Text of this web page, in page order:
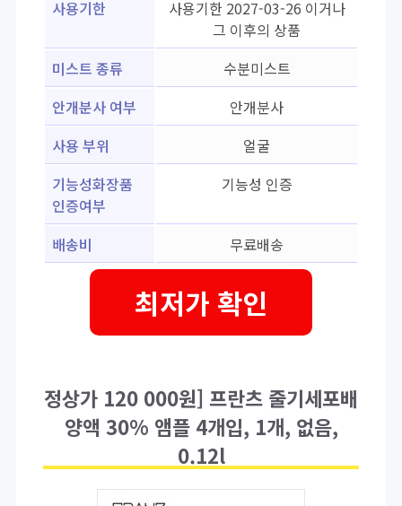
사용기한
사용기한 2027-03-26 이거나
그 이후의 상품
미스트 종류
수분미스트
안개분사 여부
안개분사
사용 부위
얼굴
기능성화장품
인증여부
기능성 인증
배송비 무료배송
최저가 확인
정상가 120 000원] 프란츠 줄기세포배
양액 30% 앰플 4개입, 1개, 없음,
0.12l